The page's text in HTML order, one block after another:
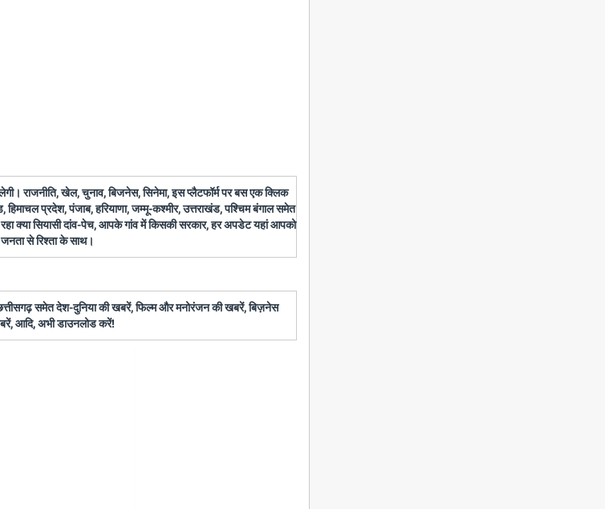
राजनीति, खेल, चुनाव, बिजनेस, सिनेमा, इस प्लैटफॉर्म पर बस एक क्लिक
हिमाचल प्रदेश, पंजाब, हरियाणा, जम्मू-कश्मीर, उत्तराखंड, पश्चिम बंगाल समेत
क्या सियासी दांव-पेच, आपके गांव में किसकी सरकार, हर अपडेट यहां आपको
से रिश्ता के साथ।
समेत देश-दुनिया की खबरें, फिल्म और मनोरंजन की खबरें, बिज़नेस
आदि, अभी डाउनलोड करें!